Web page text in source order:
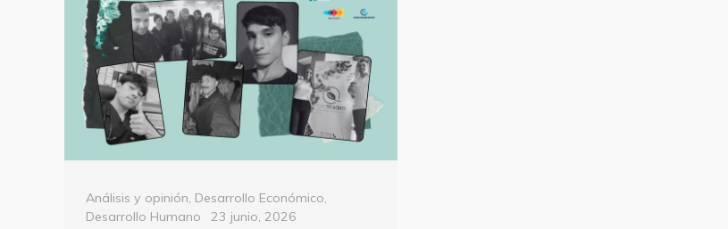
Categorías
Análisis y opinión, Desarrollo Económico,
Desarrollo Humano
Posted
23 junio, 2026